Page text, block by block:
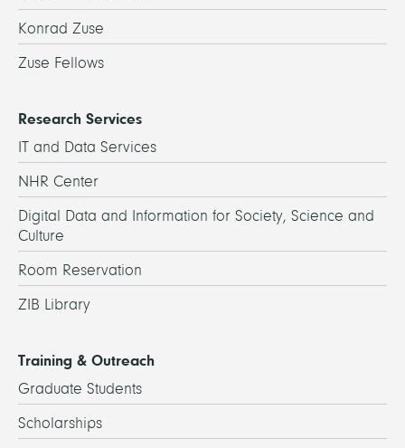
Konrad Zuse
Zuse Fellows
Research Services
IT and Data Services
NHR Center
Digital Data and Information for Society, Science and
Culture
Room Reservation
ZIB Library
Training & Outreach
Graduate Students
Scholarships